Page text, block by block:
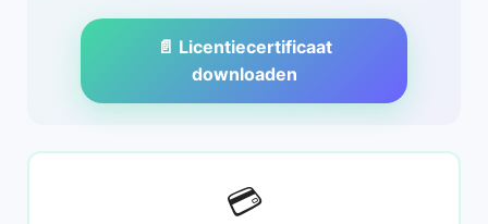
📄 Licentiecertificaat
downloaden
💳